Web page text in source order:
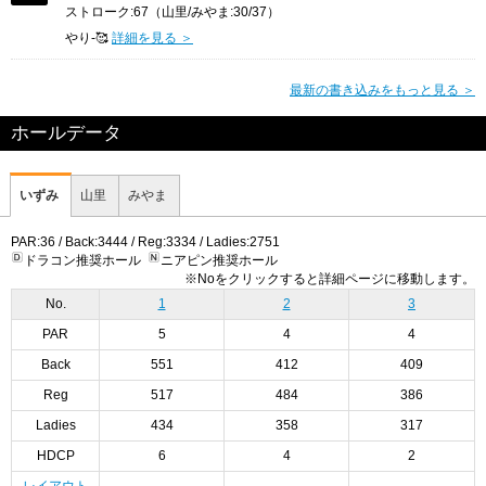
ストローク:67（山里/みやま:30/37）
やり‐🥰 詳細を見る ＞
最新の書き込みをもっと見る ＞
ホールデータ
いずみ 山里 みやま
PAR:36 / Back:3444 / Reg:3334 / Ladies:2751
ドラコン推奨ホール
ニアピン推奨ホール
※Noをクリックすると詳細ページに移動します。
No.
1 2 3
PAR 5 4 4
Back 551 412 409
Reg 517 484 386
Ladies 434 358 317
HDCP 6 4 2